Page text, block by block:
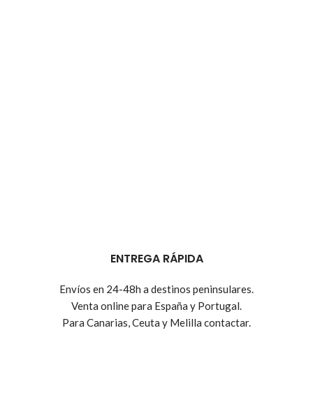
ENTREGA RÁPIDA
Envíos en 24-48h a destinos peninsulares.
Venta online para España y Portugal.
Para Canarias, Ceuta y Melilla contactar.